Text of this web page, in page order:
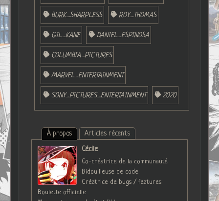
BURK_SHARPLESS ROY_THOMAS
GIL_KANE DANIEL_ESPINOSA
COLUMBIA_PICTURES
MARVEL_ENTERTAINMENT
SONY_PICTURES_ENTERTAINMENT 2020
À propos
Articles récents
Cécile
Co-créatrice de la communauté
Bidouilleuse de code
Créatrice de bugs / features
Boulette officielle